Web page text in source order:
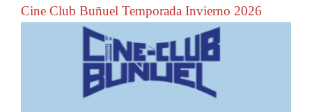
Cine Club Buñuel Temporada Invierno 2026